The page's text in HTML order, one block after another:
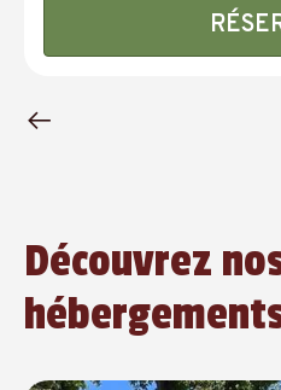
Découvrez